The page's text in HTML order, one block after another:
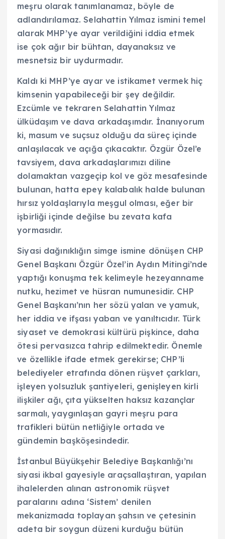
meşru olarak tanımlanamaz, böyle de
adlandırılamaz. Selahattin Yılmaz ismini temel
alarak MHP’ye ayar verildiğini iddia etmek
ise çok ağır bir bühtan, dayanaksız ve
mesnetsiz bir uydurmadır.
Kaldı ki MHP’ye ayar ve istikamet vermek hiç
kimsenin yapabileceği bir şey değildir.
Ezcümle ve tekraren Selahattin Yılmaz
ülküdaşım ve dava arkadaşımdır. İnanıyorum
ki, masum ve suçsuz olduğu da süreç içinde
anlaşılacak ve açığa çıkacaktır. Özgür Özel’e
tavsiyem, dava arkadaşlarımızı diline
dolamaktan vazgeçip kol ve göz mesafesinde
bulunan, hatta epey kalabalık halde bulunan
hırsız yoldaşlarıyla meşgul olması, eğer bir
işbirliği içinde değilse bu zevata kafa
yormasıdır.
Siyasi dağınıklığın simge ismine dönüşen CHP
Genel Başkanı Özgür Özel’in Aydın Mitingi’nde
yaptığı konuşma tek kelimeyle hezeyanname
nutku, hezimet ve hüsran numunesidir. CHP
Genel Başkanı’nın her sözü yalan ve yamuk,
her iddia ve ifşası yaban ve yanıltıcıdır. Türk
siyaset ve demokrasi kültürü pişkince, daha
ötesi pervasızca tahrip edilmektedir. Önemle
ve özellikle ifade etmek gerekirse; CHP’li
belediyeler etrafında dönen rüşvet çarkları,
işleyen yolsuzluk şantiyeleri, genişleyen kirli
ilişkiler ağı, çıta yükselten haksız kazançlar
sarmalı, yaygınlaşan gayri meşru para
trafikleri bütün netliğiyle ortada ve
gündemin başköşesindedir.
İstanbul Büyükşehir Belediye Başkanlığı’nı
siyasi ikbal gayesiyle araçsallaştıran, yapılan
ihalelerden alınan astronomik rüşvet
paralarını adına ‘Sistem’ denilen
mekanizmada toplayan şahsın ve çetesinin
adeta bir soygun düzeni kurduğu bütün